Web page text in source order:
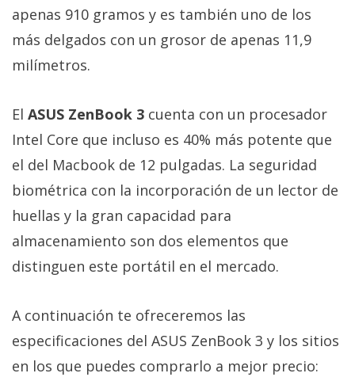
+
Más
temas
Sorteos
Foros
Contacto
/
Sobre
nosotros
Publicidad
/
Cambiar
opciones
apenas 910 gramos y es también uno de los
más delgados con un grosor de apenas 11,9
milímetros.
El ASUS ZenBook 3 cuenta con un procesador
Intel Core que incluso es 40% más potente que
el del Macbook de 12 pulgadas. La seguridad
biométrica con la incorporación de un lector de
huellas y la gran capacidad para
almacenamiento son dos elementos que
distinguen este portátil en el mercado.
A continuación te ofreceremos las
especificaciones del ASUS ZenBook 3 y los sitios
en los que puedes comprarlo a mejor precio: